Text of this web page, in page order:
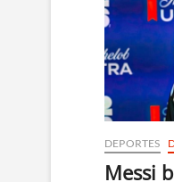
de
Mundial
DEPORTES
Messi